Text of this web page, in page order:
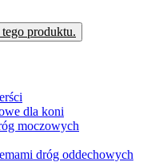
produktu.
dla koni
moczowych
dróg oddechowych